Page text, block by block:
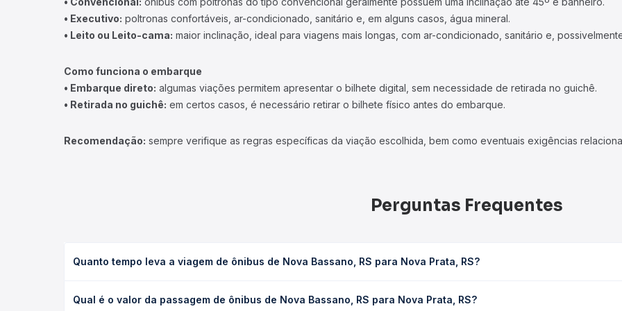
• Executivo: poltronas confortáveis, ar-condicionado, sanitário e, em alguns casos, água mineral.
• Leito ou Leito-cama: maior inclinação, ideal para viagens mais longas, com ar-condicionado, sanitário e,
Como funciona o embarque
• Embarque direto: algumas viações permitem apresentar o bilhete digital, sem necessidade de retirada no guichê.
• Retirada no guichê: em certos casos, é necessário retirar o bilhete físico antes do embarque.
Recomendação: sempre verifique as regras específicas da viação escolhida, bem como eventuais exigências
Perguntas Frequentes
Quanto tempo leva a viagem de ônibus de Nova Bassano, RS para Nova Prata, RS?
leito) e as condições de tráfego. Na Quero Passagem você consulta os horários disponíveis e vê a duração exata de
Qual é o valor da passagem de ônibus de Nova Bassano, RS para Nova Prata, RS?